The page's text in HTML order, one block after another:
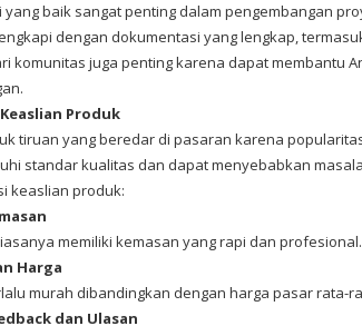
baik sangat penting dalam pengembangan
dengan dokumentasi yang lengkap,
komunitas juga penting karena dapat membantu
Produk
tiruan yang beredar di pasaran karena
standar kualitas dan dapat menyebabkan
keaslian produk:
memiliki kemasan yang rapi dan
Harga
murah dibandingkan dengan harga pasar
dan Ulasan